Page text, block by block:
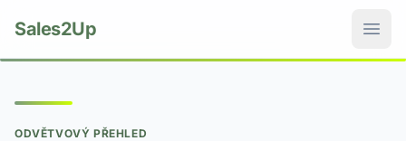
Sales2Up
ODVĚTVOVÝ PŘEHLED